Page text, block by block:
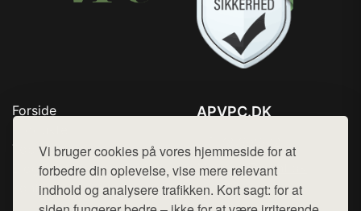
Vi bruger cookies på vores hjemmeside for at
forbedre din oplevelse, vise mere relevant
indhold og analysere trafikken. Kort sagt: for at
Forside
Top Rabatter
Blog
Kontakt
APVPC.DK
Mail: hej@want.dk
Cookie- og privatlivspolitik